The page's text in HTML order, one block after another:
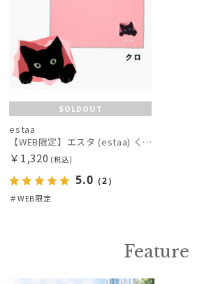
SOLDOUT
estaa
【WEB限定】エスタ (estaa) くっつきタオル ねこ
￥1,320 (税込)
5.0 （2）
＃WEB限定
Feature